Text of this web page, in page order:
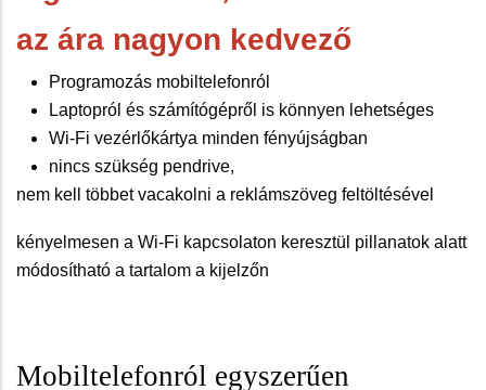
az ára nagyon kedvező
Programozás mobiltelefonról
Laptopról és számítógépről is könnyen lehetséges
Wi-Fi vezérlőkártya minden fényújságban
nincs szükség pendrive,
nem kell többet vacakolni a reklámszöveg feltöltésével
kényelmesen a Wi-Fi kapcsolaton keresztül pillanatok alatt
módosítható a tartalom a kijelzőn
Mobiltelefonról egyszerűen